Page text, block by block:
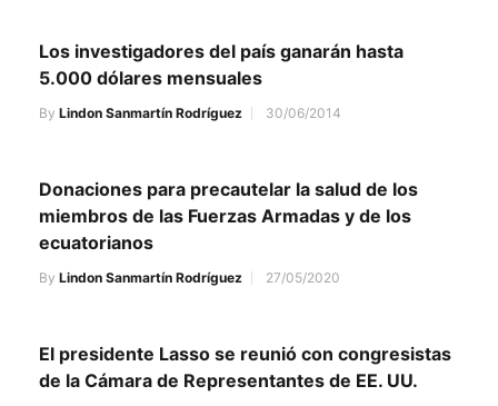
Los investigadores del país ganarán hasta
5.000 dólares mensuales
By Lindon Sanmartín Rodríguez 30/06/2014
Donaciones para precautelar la salud de los
miembros de las Fuerzas Armadas y de los
ecuatorianos
By Lindon Sanmartín Rodríguez 27/05/2020
El presidente Lasso se reunió con congresistas
de la Cámara de Representantes de EE. UU.